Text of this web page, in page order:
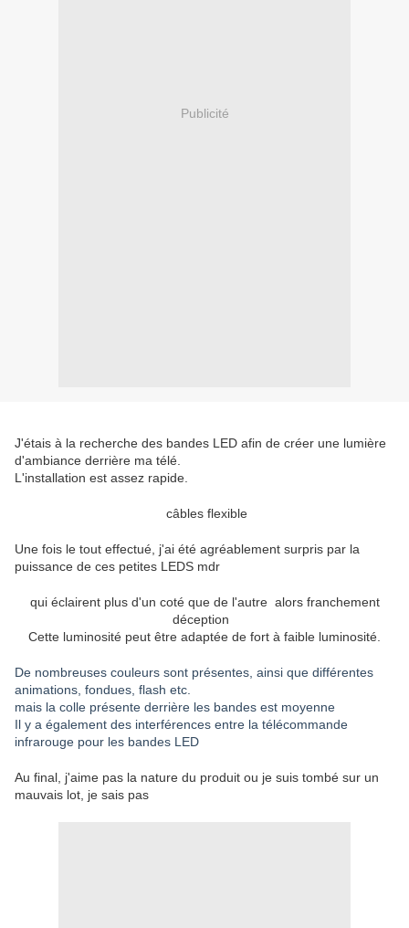
Publicité
J'étais à la recherche des bandes LED afin de créer une lumière
d'ambiance derrière ma télé.
L'installation est assez rapide.
câbles flexible
Une fois le tout effectué, j'ai été agréablement surpris par la
puissance de ces petites LEDS mdr
qui éclairent plus d'un coté que de l'autre alors franchement
déception
Cette luminosité peut être adaptée de fort à faible luminosité.
De nombreuses couleurs sont présentes, ainsi que différentes
animations, fondues, flash etc.
mais la colle présente derrière les bandes est moyenne
Il y a également des interférences entre la télécommande
infrarouge pour les bandes LED
Au final, j'aime pas la nature du produit ou je suis tombé sur un
mauvais lot, je sais pas